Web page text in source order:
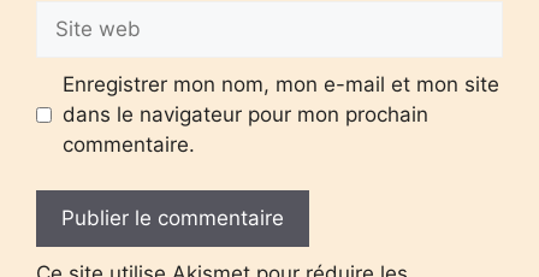
web
Enregistrer mon nom, mon e-mail et mon site
dans le navigateur pour mon prochain
commentaire.